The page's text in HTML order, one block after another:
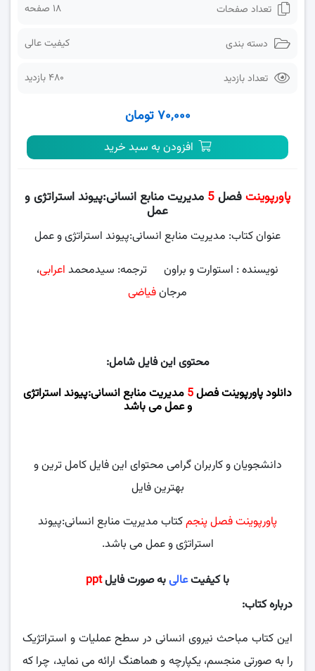
تعداد صفحات 18 صفحه
دسته بندی کیفیت عالی
تعداد بازدید 480 بازدید
۷۰,۰۰۰ تومان
افزودن به سبد خرید
پاورپوینتفصل5 مدیریت منابع انسانی:پیوند استراتژی و
عمل
عنوان کتاب: مدیریت منابع انسانی:پیوند استراتژی و عمل
نویسنده : استوارت و براون ترجمه: سیدمحمد اعرابی،
مرجانفیاضی
محتوی این فایل شامل:
دانلود پاورپوینت فصل5 مدیریت منابع انسانی:پیوند استراتژی
و عمل می باشد
دانشجویان و کاربران گرامی محتوای این فایل کامل ترین و
بهترین فایل
پاورپوینت فصل پنجمکتاب مدیریت منابع انسانی:پیوند
استراتژی و عمل می باشد.
با کیفیتعالیبه صورت فایلppt
درباره کتاب:
این کتاب مباحث نیروی انسانی در سطح عملیات و استراتژیک
را به صورتی منجسم، یکپارچه و هماهنگ ارائه می نماید، چرا که